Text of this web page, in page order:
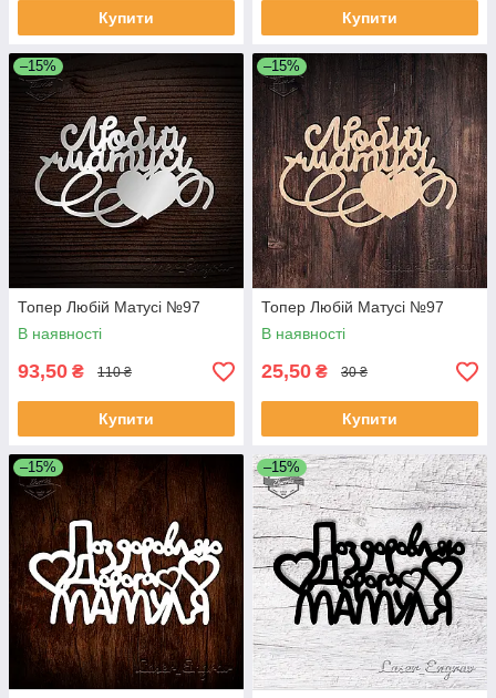
Купити Купити
–15%
Топер Любій Матусі №97
В наявності
93,50 ₴ 110 ₴
Купити
–15%
Топер Любій Матусі №97
В наявності
25,50 ₴ 30 ₴
Купити
–15% –15%